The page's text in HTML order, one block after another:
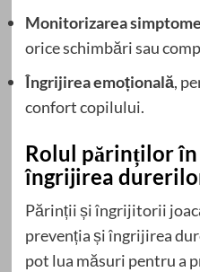
Monitorizarea
orice schimbări sau
Îngrijirea emoțională,
confort copilului.
Rolul părinților în
îngrijirea
Părinții și îngrijitorii
prevenția și îngrijirea
pot lua măsuri pentru a